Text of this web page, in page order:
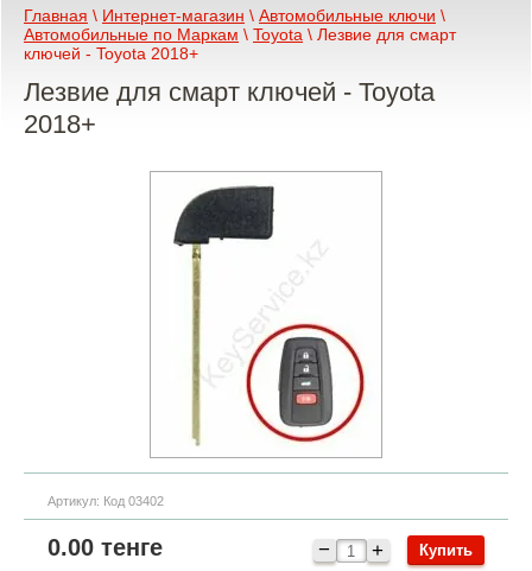
Главная \ Интернет-магазин \ Автомобильные ключи
Автомобильные по Маркам \ Toyota \ Лезвие для смарт
ключей - Toyota 2018+
Лезвие для смарт ключей - Toyota
2018+
Артикул: Код 03402
0.00 тенге − +